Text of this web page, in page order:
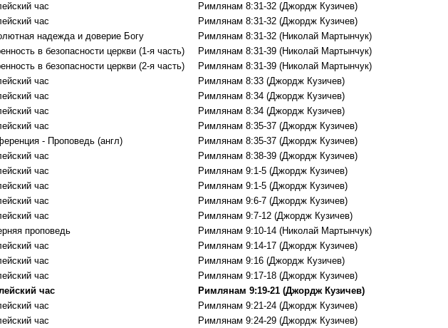
час
Римлянам 8:31-32 (Джордж Кузичев)
час
Римлянам 8:31-32 (Джордж Кузичев)
надежда и доверие Богу
Римлянам 8:31-32 (Николай Мартынчук)
в безопасности церкви (1-я часть)
Римлянам 8:31-39 (Николай Мартынчук)
в безопасности церкви (2-я часть)
Римлянам 8:31-39 (Николай Мартынчук)
час
Римлянам 8:33 (Джордж Кузичев)
час
Римлянам 8:34 (Джордж Кузичев)
час
Римлянам 8:34 (Джордж Кузичев)
час
Римлянам 8:35-37 (Джордж Кузичев)
- Проповедь (aнгл)
Римлянам 8:35-37 (Джордж Кузичев)
час
Римлянам 8:38-39 (Джордж Кузичев)
час
Римлянам 9:1-5 (Джордж Кузичев)
час
Римлянам 9:1-5 (Джордж Кузичев)
час
Римлянам 9:6-7 (Джордж Кузичев)
час
Римлянам 9:7-12 (Джордж Кузичев)
проповедь
Римлянам 9:10-14 (Николай Мартынчук)
час
Римлянам 9:14-17 (Джордж Кузичев)
час
Римлянам 9:16 (Джордж Кузичев)
час
Римлянам 9:17-18 (Джордж Кузичев)
час
Римлянам 9:19-21 (Джордж Кузичев)
час
Римлянам 9:21-24 (Джордж Кузичев)
час
Римлянам 9:24-29 (Джордж Кузичев)